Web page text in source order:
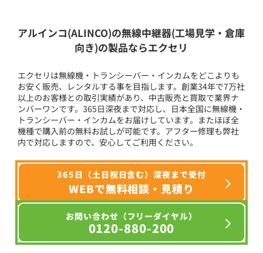
アルインコ(ALINCO)の無線中継器(工場見学・倉庫
向き)の製品ならエクセリ
エクセリは無線機・トランシーバー・インカムをどこよりも
お安く販売、レンタルする事を目指します。創業34年で7万社
以上のお客様との取引実績があり、中古販売と買取で業界ナ
ンバーワンです。365日深夜まで対応し、日本全国に無線機・
トランシーバー・インカムをお届けしています。またほぼ全
機種で購入前の無料お試しが可能です。アフター修理も弊社
内で対応しますので、安心してご利用ください。
365日（土日祝日含む）深夜まで受付
WEBで無料相談・見積り
お問い合わせ（フリーダイヤル）
0120-880-200